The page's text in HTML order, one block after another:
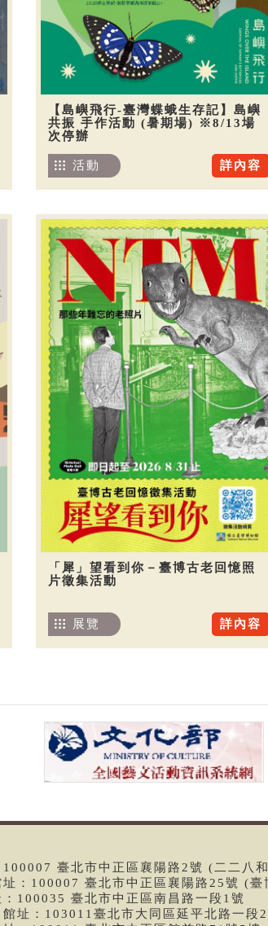
【島嶼飛行-臺灣蝶蛾生存記】島嶼
共振 手作活動 (暑期場) ※8/13場
次停辦
詳內容
活動
「犀」望看到你－臺博古老回憶照
片徵集活動
詳內容
展覽
臺北市中正區襄陽路2號 (二二八
：100007 臺北市中正區襄陽路25號 (臺
100035 臺北市中正區南昌路一段1號
址：103011臺北市大同區延平北路一段2